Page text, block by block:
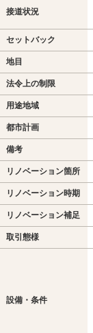
接道状況
セットバック
地目
法令上の制限
用途地域
都市計画
備考
リノベーション箇所
リノベーション時期
リノベーション補足
取引態様
設備・条件